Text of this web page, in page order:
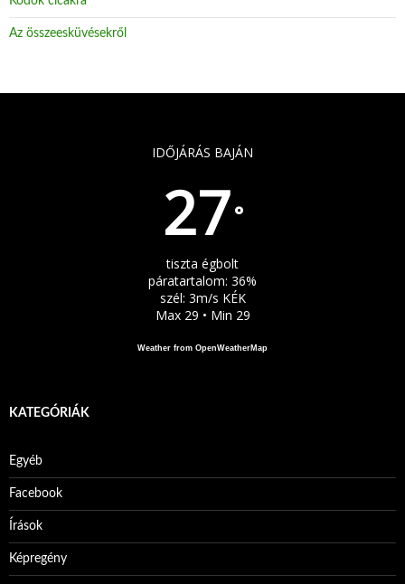
Az összeesküvésekről
IDŐJÁRÁS BAJÁN
27°
tiszta égbolt
páratartalom: 36%
szél: 3m/s KÉK
Max 29 • Min 29
Weather from OpenWeatherMap
KATEGÓRIÁK
Egyéb
Facebook
Írások
Képregény